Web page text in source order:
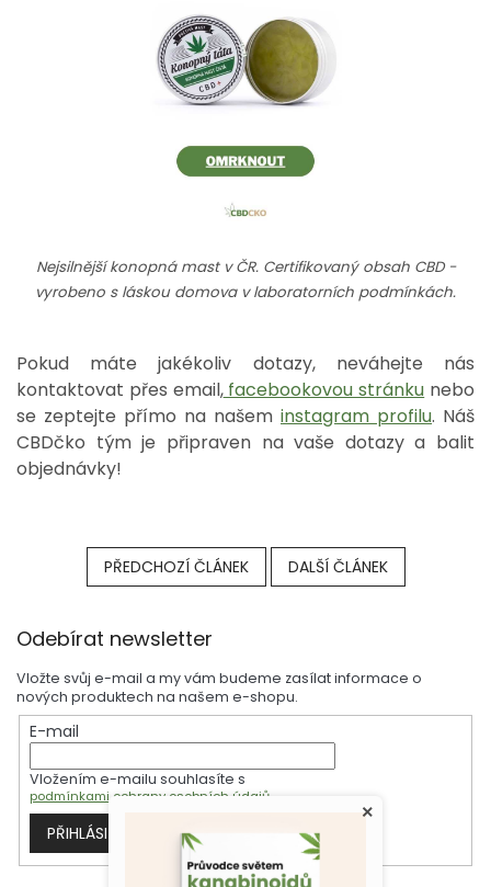
Nejsilnější konopná mast v ČR. Certifikovaný obsah CBD -
vyrobeno s láskou domova v laboratorních podmínkách.
Pokud máte jakékoliv dotazy, neváhejte nás
kontaktovat přes email,facebookovou stránku nebo
se zeptejte přímo na našem instagram profilu. Náš
CBDčko tým je připraven na vaše dotazy a balit
objednávky!
PŘEDCHOZÍ ČLÁNEK DALŠÍ ČLÁNEK
Odebírat newsletter
Vložte svůj e-mail a my vám budeme zasílat informace o
nových produktech na našem e-shopu.
E-mail
Vložením e-mailu souhlasíte s
podmínkami ochrany osobních údajů
PŘIHLÁSIT SE
×